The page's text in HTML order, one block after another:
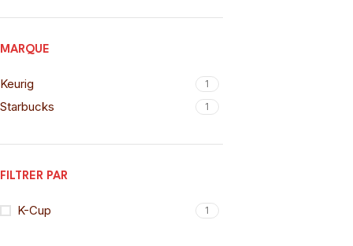
MARQUE
Keurig 1
Starbucks 1
FILTRER PAR
K-Cup 1